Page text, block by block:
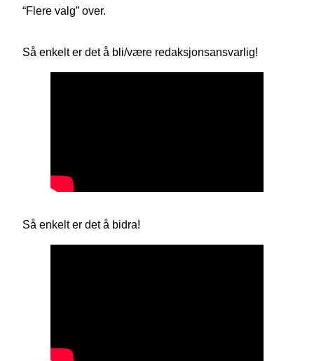
“Flere valg” over.
Så enkelt er det å bli/være redaksjonsansvarlig!
Så enkelt er det å bidra!